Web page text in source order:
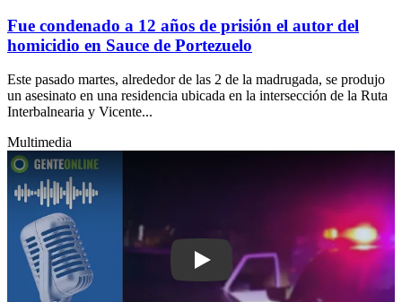
Fue condenado a 12 años de prisión el autor del
homicidio en Sauce de Portezuelo
Este pasado martes, alrededor de las 2 de la madrugada, se produjo
un asesinato en una residencia ubicada en la intersección de la Ruta
Interbalnearia y Vicente...
Multimedia
Play: Condenaron a 9 años de prisión